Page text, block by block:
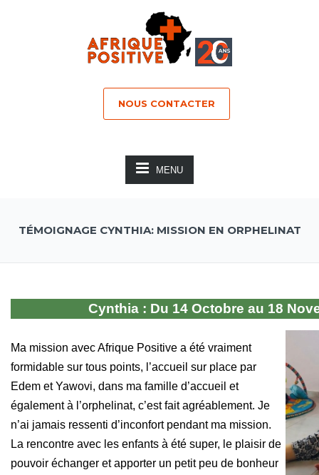
NOUS CONTACTER
MENU
TÉMOIGNAGE CYNTHIA: MISSION EN ORPHELINAT
Cynthia : Du 14 Octobre au 18
Ma mission avec Afrique Positive a été vraiment
formidable sur tous points, l’accueil sur place par
Edem et Yawovi, dans ma famille d’accueil et
également à l’orphelinat, c’est fait agréablement. Je
n’ai jamais ressenti d’inconfort pendant ma mission.
La rencontre avec les enfants à été super, le plaisir de
pouvoir échanger et apporter un petit peu de bonheur